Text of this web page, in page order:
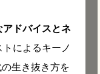
アドバイスとネ
によるキーノ
生き抜き方を